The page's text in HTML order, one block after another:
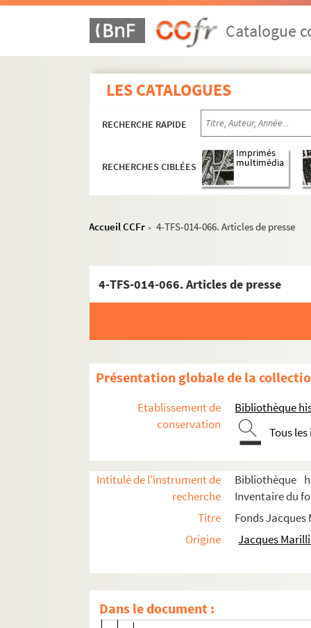
Catalogue
LES CATALOGUES
RECHERCHE RAPIDE
RECHERCHES CIBLÉES
Imprimés
multimédia
Accueil CCFr > 4-TFS-014-066. Articles de presse
4-TFS-014-066. Articles de presse
Présentation globale de la
Etablissement de
conservation
Bibliothèque
Tous
Intitulé de l'instrument de
recherche
Bibliothèque
Inventaire du
Titre
Fonds
Origine
Jacques
Dans le document :
Biographie
Années 1947-1959
Années 1960-1969
Années 1970-1979
Années 1980-1989
Une place au soleil (1980 ; Bierry)
J'suis bien (1980 ; Perrin)